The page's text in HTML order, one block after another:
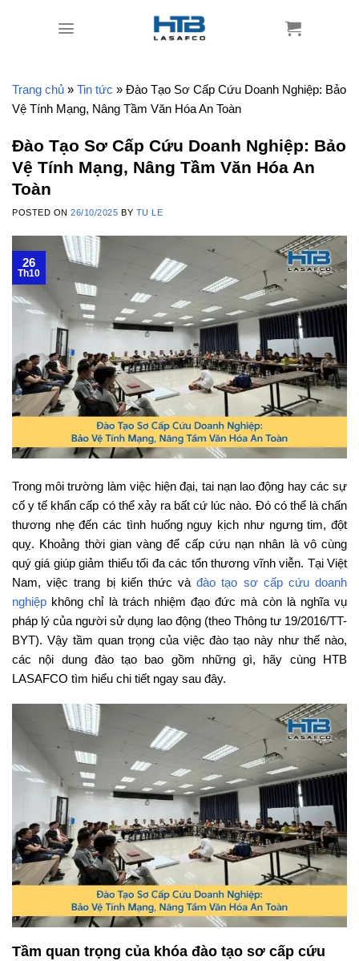
Trang chủ » Tin tức » Đào Tạo Sơ Cấp Cứu Doanh Nghiệp: Bảo
Vệ Tính Mạng, Nâng Tầm Văn Hóa An Toàn
Đào Tạo Sơ Cấp Cứu Doanh Nghiệp: Bảo
Vệ Tính Mạng, Nâng Tầm Văn Hóa An
Toàn
POSTED ON26/10/2025 BY TU LE
26
Th10
Trong môi trường làm việc hiện đại, tai nạn lao động hay các sự
cố y tế khẩn cấp có thể xảy ra bất cứ lúc nào. Đó có thể là chấn
thương nhẹ đến các tình huống nguy kịch như ngưng tim, đột
quỵ. Khoảng thời gian vàng để cấp cứu nạn nhân là vô cùng
quý giá giúp giảm thiểu tối đa các tổn thương vĩnh viễn. Tại Việt
Nam, việc trang bị kiến thức vàđào tạo sơ cấp cứu doanh
nghiệp không chỉ là trách nhiệm đạo đức mà còn là nghĩa vụ
pháp lý của người sử dụng lao động (theo Thông tư 19/2016/TT-
BYT). Vậy tầm quan trọng của việc đào tạo này như thế nào,
các nội dung đào tạo bao gồm những gì, hãy cùng HTB
LASAFCO tìm hiểu chi tiết ngay sau đây.
Tầm quan trọng của khóa đào tạo sơ cấp cứu